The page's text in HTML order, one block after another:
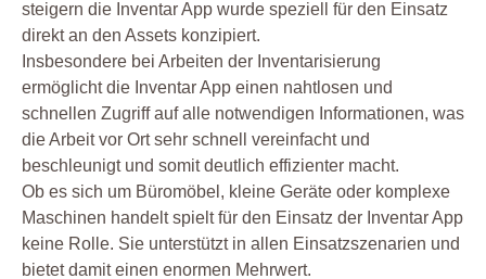
steigern die Inventar App wurde speziell für den Einsatz
direkt an den Assets konzipiert.
Insbesondere bei Arbeiten der Inventarisierung
ermöglicht die Inventar App einen nahtlosen und
schnellen Zugriff auf alle notwendigen Informationen, was
die Arbeit vor Ort sehr schnell vereinfacht und
beschleunigt und somit deutlich effizienter macht.
Ob es sich um Büromöbel, kleine Geräte oder komplexe
Maschinen handelt spielt für den Einsatz der Inventar App
keine Rolle. Sie unterstützt in allen Einsatzszenarien und
bietet damit einen enormen Mehrwert.